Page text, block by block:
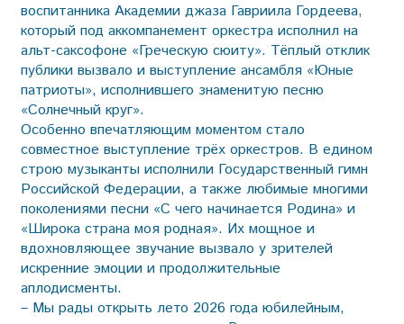
воспитанника Академии джаза Гавриила Гордеева,
который под аккомпанемент оркестра исполнил на
альт-саксофоне «Греческую сюиту». Тёплый отклик
публики вызвало и выступление ансамбля «Юные
патриоты», исполнившего знаменитую песню
«Солнечный круг».
Особенно впечатляющим моментом стало
совместное выступление трёх оркестров. В едином
строю музыканты исполнили Государственный гимн
Российской Федерации, а также любимые многими
поколениями песни «С чего начинается Родина» и
«Широка страна моя родная». Их мощное и
вдохновляющее звучание вызвало у зрителей
искренние эмоции и продолжительные
аплодисменты.
– Мы рады открыть лето 2026 года юбилейным,